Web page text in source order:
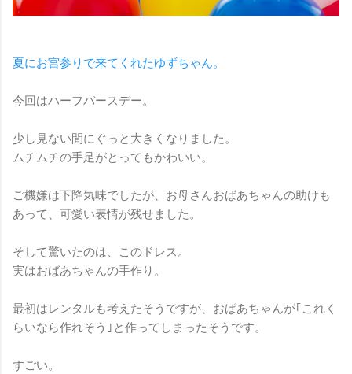
夏にお宮参りで来てくれたゆずちゃん。
今回はハーフバースデー。
少し見ない間にぐっと大きくなりました。
ムチムチの手足がとってもかわいい。
ご機嫌は下降気味でしたが、お母さんおばあちゃんの助けも
あって、可愛い表情が残せました。
そして驚いたのは、このドレス。
実はおばあちゃんの手作り。
最初はレンタルも考えたそうですが、おばあちゃんが｢これく
らいなら作れそう｣と作ってしまったそうです。
すごい。